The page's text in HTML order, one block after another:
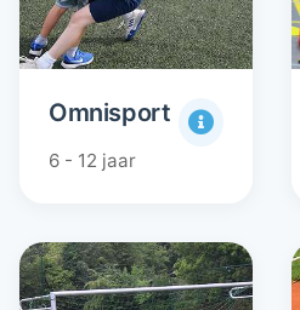
Omnisport
6 - 12 jaar